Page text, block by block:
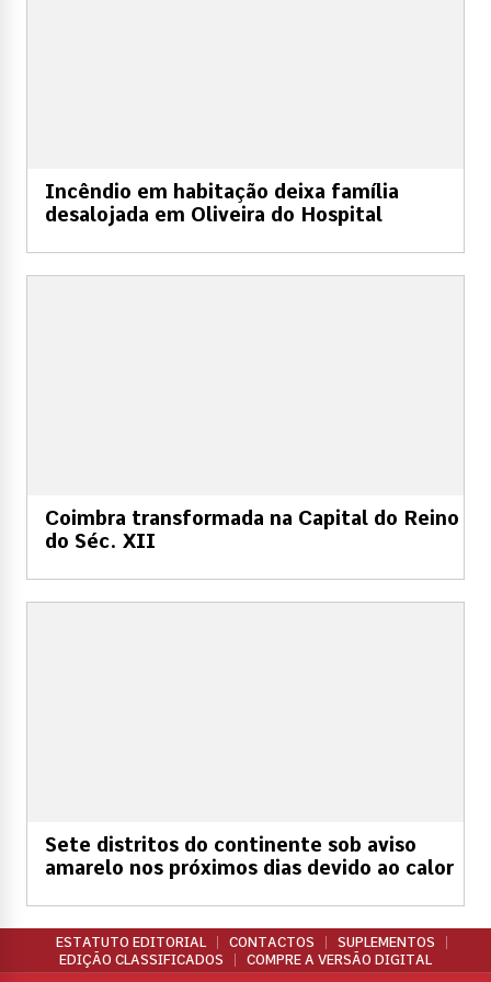
Incêndio em habitação deixa família
desalojada em Oliveira do Hospital
Coimbra transformada na Capital do Reino
do Séc. XII
Sete distritos do continente sob aviso
amarelo nos próximos dias devido ao calor
ESTATUTO EDITORIAL CONTACTOS
SUPLEMENTOS
EDIÇÃO CLASSIFICADOS
COMPRE A VERSÃO DIGITAL